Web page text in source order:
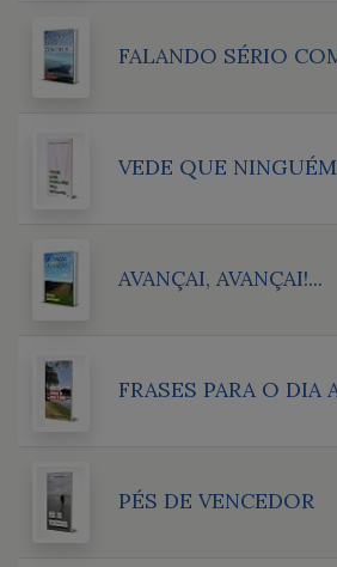
FALANDO SÉRIO
VEDE QUE
AVANÇAI, AVANÇAI!...
FRASES PARA O DIA
PÉS DE VENCEDOR